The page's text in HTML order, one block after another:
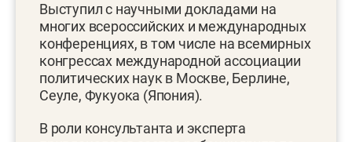
Выступил с научными докладами на
многих всероссийских и международных
конференциях, в том числе на всемирных
конгрессах международной ассоциации
политических наук в Москве, Берлине,
Сеуле, Фукуока (Япония).
В роли консультанта и эксперта